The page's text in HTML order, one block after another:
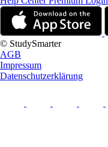
© StudySmarter
AGB
Impressum
Datenschutzerklärung